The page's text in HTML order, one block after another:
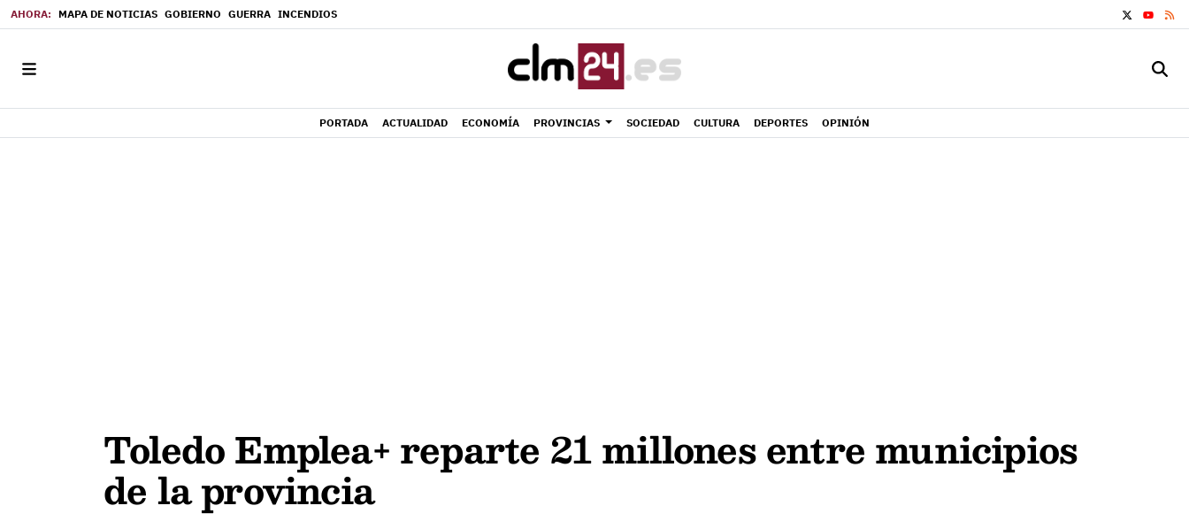
MAPA DE NOTICIAS GOBIERNO GUERRA INCENDIOS
YOUTUBE
PORTADA ACTUALIDAD ECONOMÍA PROVINCIAS SOCIEDAD CULTURA DEPORTES OPINIÓN
Toledo Emplea+ reparte 21 millones entre municipios
de la provincia